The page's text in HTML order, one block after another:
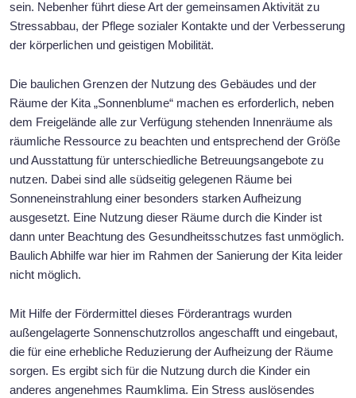
sein. Nebenher führt diese Art der gemeinsamen Aktivität zu
Stressabbau, der Pflege sozialer Kontakte und der Verbesserung
der körperlichen und geistigen Mobilität.
Die baulichen Grenzen der Nutzung des Gebäudes und der
Räume der Kita „Sonnenblume“ machen es erforderlich, neben
dem Freigelände alle zur Verfügung stehenden Innenräume als
räumliche Ressource zu beachten und entsprechend der Größe
und Ausstattung für unterschiedliche Betreuungsangebote zu
nutzen. Dabei sind alle südseitig gelegenen Räume bei
Sonneneinstrahlung einer besonders starken Aufheizung
ausgesetzt. Eine Nutzung dieser Räume durch die Kinder ist
dann unter Beachtung des Gesundheitsschutzes fast unmöglich.
Baulich Abhilfe war hier im Rahmen der Sanierung der Kita leider
nicht möglich.
Mit Hilfe der Fördermittel dieses Förderantrags wurden
außengelagerte Sonnenschutzrollos angeschafft und eingebaut,
die für eine erhebliche Reduzierung der Aufheizung der Räume
sorgen. Es ergibt sich für die Nutzung durch die Kinder ein
anderes angenehmes Raumklima. Ein Stress auslösendes